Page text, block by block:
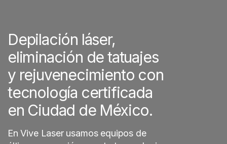
Depilación láser,
eliminación de tatuajes
y rejuvenecimiento con
tecnología certificada
en Ciudad de México.
En Vive Laser usamos equipos de